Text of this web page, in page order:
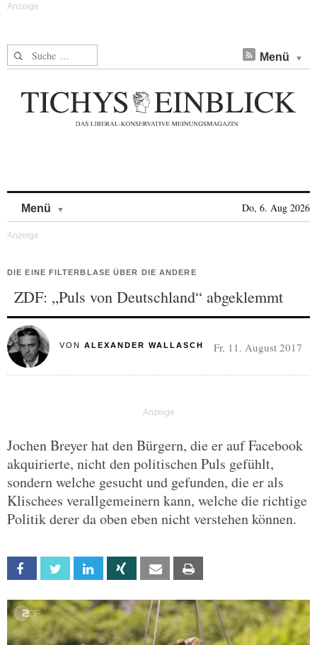
Suche nach: Menü
Menü Do, 6. Aug 2026
DIE EINE FILTERBLASE ÜBER DIE ANDERE
ZDF: „Puls von Deutschland“ abgeklemmt
VON ALEXANDER WALLASCH Fr, 11. August 2017
Jochen Breyer hat den Bürgern, die er auf Facebook
akquirierte, nicht den politischen Puls gefühlt,
sondern welche gesucht und gefunden, die er als
Klischees verallgemeinern kann, welche die richtige
Politik derer da oben eben nicht verstehen können.
Facebook Twitter Linkedin Xing Email